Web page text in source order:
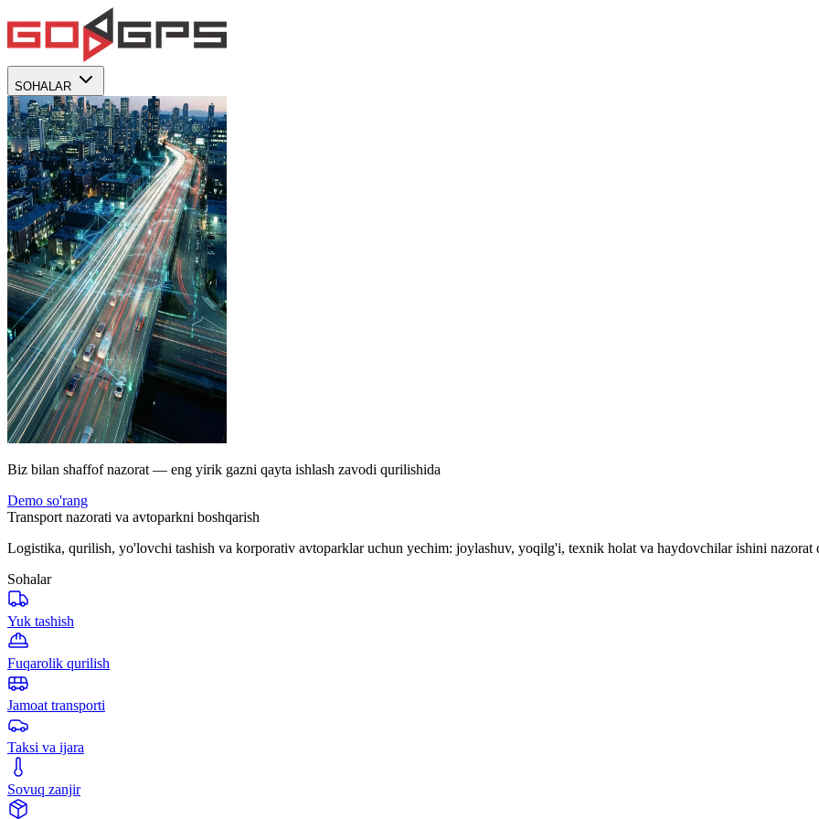
SOHALAR
Biz bilan shaffof nazorat — eng yirik gazni qayta ishlash zavodi qurilishida
Demo so'rang
Transport nazorati va avtoparkni boshqarish
Logistika, qurilish, yo'lovchi tashish va korporativ avtoparklar uchun yechim: joylashuv, yoqilg'i, texnik holat va haydovchilar ishini nazorat
Sohalar
Yuk tashish
Fuqarolik qurilish
Jamoat transporti
Taksi va ijara
Sovuq zanjir